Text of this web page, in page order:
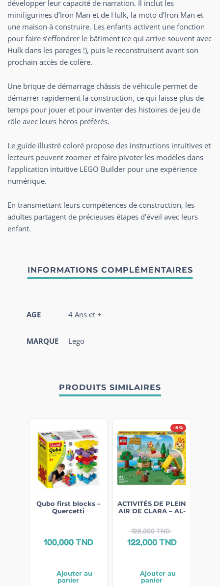
développer leur capacité de narration. Il inclut les
minifigurines d’Iron Man et de Hulk, la moto d’Iron Man et
une maison à construire. Les enfants activent une fonction
pour faire s’effondrer le bâtiment (ce qui arrive souvent avec
Hulk dans les parages !), puis le reconstruisent avant son
prochain accès de colère.
Une brique de démarrage châssis de véhicule permet de
démarrer rapidement la construction, ce qui laisse plus de
temps pour jouer et pour inventer des histoires de jeu de
rôle avec leurs héros préférés.
Le guide illustré coloré propose des instructions intuitives et
lecteurs peuvent zoomer et faire pivoter les modèles dans
l’application intuitive LEGO Builder pour une expérience
numérique.
En transmettant leurs compétences de construction, les
adultes partagent de précieuses étapes d’éveil avec leurs
enfant.
AGE 4 Ans et +
MARQUE Lego
PRODUITS SIMILAIRES
Qubo first blocks –
Quercetti
100,000TND
Ajouter au
panier
-5%
ACTIVITÉS DE PLEIN
AIR DE CLARA – AL-
128,000TND
122,000TND
Ajouter au
panier